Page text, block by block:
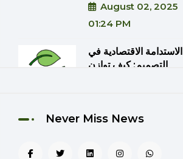
August 02, 2025
01:24 PM
الاستدامة الاقتصادية في
التصميم: كيف توازن
August 02, 2025
Never Miss News